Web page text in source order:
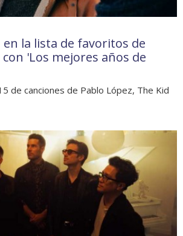
en la lista de favoritos de
'Los mejores años de
de canciones de Pablo López, The Kid